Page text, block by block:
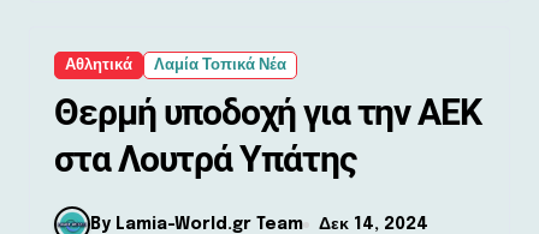
Αθλητικά Λαμία Τοπικά Νέα
Θερμή υποδοχή για την ΑΕΚ
στα Λουτρά Υπάτης
By Lamia-World.gr Team
Δεκ 14, 2024